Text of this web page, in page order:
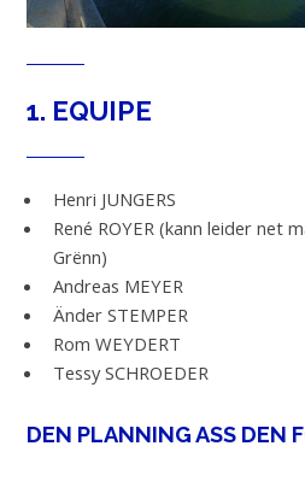
1. EQUIPE
Henri JUNGERS
René ROYER (kann leider net
Grënn)
Andreas MEYER
Änder STEMPER
Rom WEYDERT
Tessy SCHROEDER
DEN PLANNING ASS DEN